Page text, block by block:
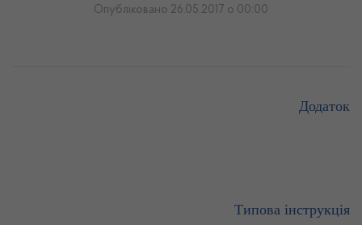
Опубліковано 26.05.2017 о 00:00
Додаток
Типова інструкція